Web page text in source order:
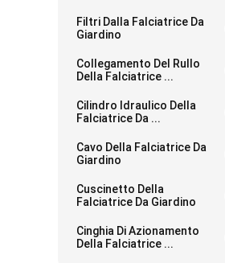
Filtri Dalla Falciatrice Da
Giardino
Collegamento Del Rullo
Della Falciatrice ...
Cilindro Idraulico Della
Falciatrice Da ...
Cavo Della Falciatrice Da
Giardino
Cuscinetto Della
Falciatrice Da Giardino
Cinghia Di Azionamento
Della Falciatrice ...